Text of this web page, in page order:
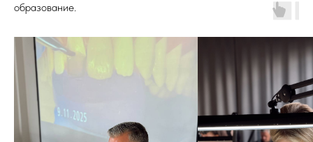
образование.